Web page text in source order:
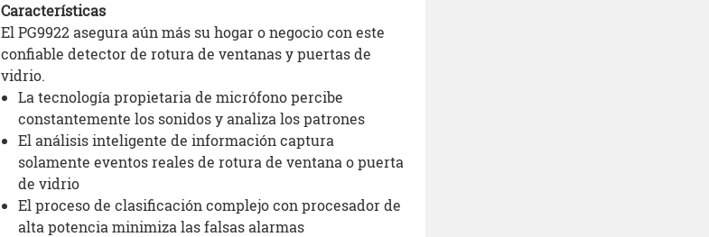
Características
El PG9922 asegura aún más su hogar o negocio con este
confiable detector de rotura de ventanas y puertas de
vidrio.
La tecnología propietaria de micrófono percibe
constantemente los sonidos y analiza los patrones
El análisis inteligente de información captura
solamente eventos reales de rotura de ventana o puerta
de vidrio
El proceso de clasificación complejo con procesador de
alta potencia minimiza las falsas alarmas